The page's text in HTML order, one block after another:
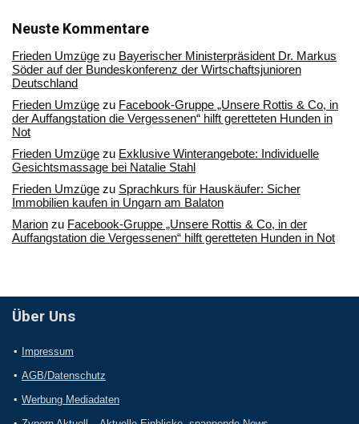
Archiv
Neuste Kommentare
Frieden Umzüge zu Bayerischer Ministerpräsident Dr. Markus
Söder auf der Bundeskonferenz der Wirtschaftsjunioren
Deutschland
Frieden Umzüge zu Facebook-Gruppe „Unsere Rottis & Co, in
der Auffangstation die Vergessenen“ hilft geretteten Hunden in
Not
Frieden Umzüge zu Exklusive Winterangebote: Individuelle
Gesichtsmassage bei Natalie Stahl
Frieden Umzüge zu Sprachkurs für Hauskäufer: Sicher
Immobilien kaufen in Ungarn am Balaton
Marion zu Facebook-Gruppe „Unsere Rottis & Co, in der
Auffangstation die Vergessenen“ hilft geretteten Hunden in Not
Über Uns
Impressum
AGB/Datenschutz
Werbung Mediadaten